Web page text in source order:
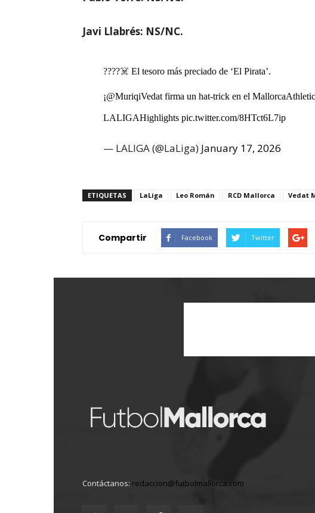
Javi Llabrés: NS/NC.
????‍☠️ El tesoro más preciado de ‘El Pirata’.
¡@MuriqiVedatfirma un hat-trick en el
LALIGAHighlights pic.twitter.com/8HTct6L7ip
— LALIGA (@LaLiga) January 17, 2026
ETIQUETAS LaLiga Leo Román RCD Mallorca Vedat
Compartir Facebook Twitter
Contáctanos: redaccion@futbolmallorca.com